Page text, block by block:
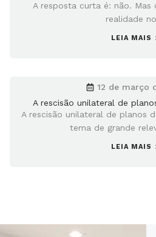
A resposta curta é: não. Mas
realidade
LEIA MAIS
12 de março
A rescisão unilateral de
A rescisão unilateral de planos
tema de grande
LEIA MAIS